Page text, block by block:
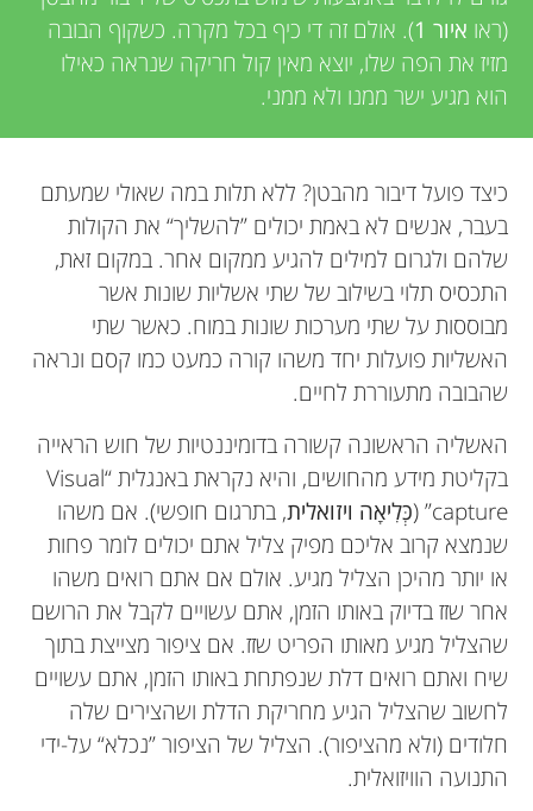
n
g
M
i
n
d
s
e
w
e
r
s
(ראו איור 1 ). אולם זה די כיף בכל מקרה. כשקוף הבובה
מזיז את הפה שלו, יוצא מאין קול חריקה שנראה כאילו
הוא מגיע ישר ממנו ולא ממני.
כיצד פועל דיבור מהבטן? ללא תלות במה שאולי שמעתם
בעבר, אנשים לא באמת יכולים ”להשליך“ את הקולות
שלהם ולגרום למילים להגיע ממקום אחר. במקום זאת,
התכסיס תלוי בשילוב של שתי אשליות שונות אשר
מבוססות על שתי מערכות שונות במוח. כאשר שתי
האשליות פועלות יחד משהו קורה כמעט כמו קסם ונראה
שהבובה מתעוררת לחיים.
האשליה הראשונה קשורה בדומיננטיות של חוש הראייה
בקליטת מידע מהחושים, והיא נקראת באנגלית “Visual
capture” (
כְּלִיאָה ויזואלית, בתרגום חופשי). אם משהו
שנמצא קרוב אליכם מפיק צליל אתם יכולים לומר פחות
או יותר מהיכן הצליל מגיע. אולם אם אתם רואים משהו
אחר שזז בדיוק באותו הזמן, אתם עשויים לקבל את הרושם
שהצליל מגיע מאותו הפריט שזז. אם ציפור מצייצת בתוך
שיח ואתם רואים דלת שנפתחת באותו הזמן, אתם עשויים
לחשוב שהצליל הגיע מחריקת הדלת ושהצירים שלה
חלודים (ולא מהציפור). הצליל של הציפור ”נכלא“ על-ידי
התנועה הוויזואלית.